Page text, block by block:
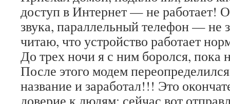
доступ в Интернет — не работает!
звука, параллельный телефон — не
читаю, что устройство работает
До трех ночи я с ним боролся, пока
После этого модем
название и заработал!!! Это
доверие к людям: сейчас вот